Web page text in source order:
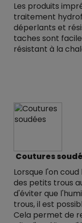
Les produits
traitement
déperlants et
taches sont
résistant à la
Coutures
Lorsque l'on
des petits trous
d'éviter que
trous, il est
Cela permet de